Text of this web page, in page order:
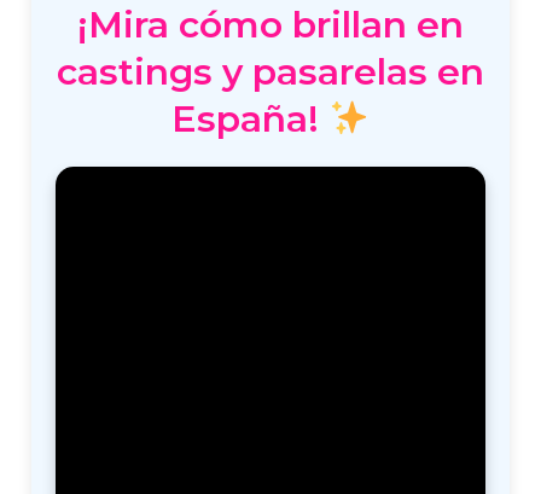
¡Mira cómo brillan en
castings y pasarelas en
España!